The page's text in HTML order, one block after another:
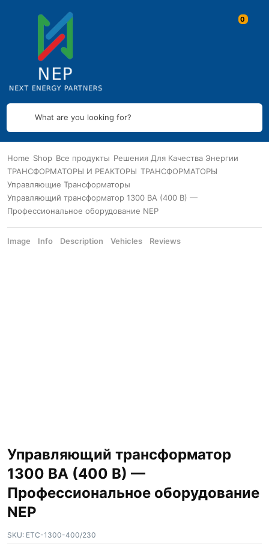
What are you looking for?
Home Shop Все продукты Решения Для Качества Энергии
ТРАНСФОРМАТОРЫ И РЕАКТОРЫ ТРАНСФОРМАТОРЫ
Управляющие Трансформаторы
Управляющий трансформатор 1300 ВА (400 В) —
Профессиональное оборудование NEP
Image Info Description Vehicles Reviews
Управляющий трансформатор
1300 ВА (400 В) —
Профессиональное оборудование
NEP
SKU: ETC-1300-400/230